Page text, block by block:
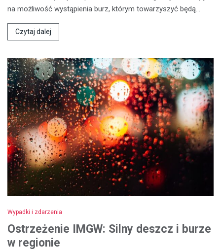
na możliwość wystąpienia burz, którym towarzyszyć będą…
Czytaj dalej
Wypadki i zdarzenia
Ostrzeżenie IMGW: Silny deszcz i burze
w regionie